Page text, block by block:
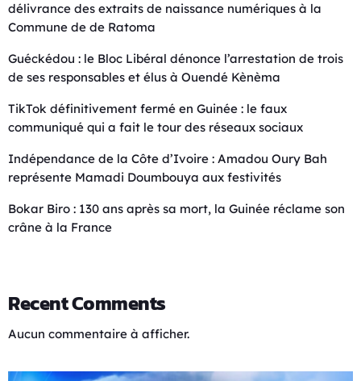
délivrance des extraits de naissance numériques à la
Commune de de Ratoma
Guéckédou : le Bloc Libéral dénonce l’arrestation de trois
de ses responsables et élus à Ouendé Kènèma
TikTok définitivement fermé en Guinée : le faux
communiqué qui a fait le tour des réseaux sociaux
Indépendance de la Côte d’Ivoire : Amadou Oury Bah
représente Mamadi Doumbouya aux festivités
Bokar Biro : 130 ans après sa mort, la Guinée réclame son
crâne à la France
Recent Comments
Aucun commentaire à afficher.